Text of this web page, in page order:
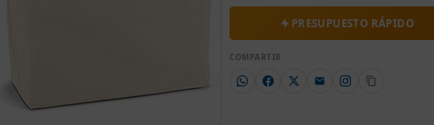
PRESUPUESTO RÁPIDO
COMPARTIR